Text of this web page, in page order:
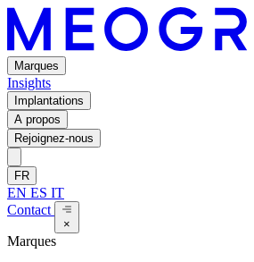
Marques
Insights
Implantations
A propos
Rejoignez-nous
FR
EN ES IT
Contact
×
Marques